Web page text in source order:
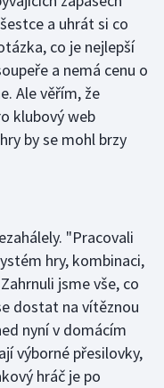
a uhrát si co
co je nejlepší
a nemá cenu o
Ale věřím, že
klubový web
by se mohl brzy
"Pracovali
hry, kombinaci,
jsme vše, co
dostat na vítěznou
nyní v domácím
výborné přesilovky,
hráč je po